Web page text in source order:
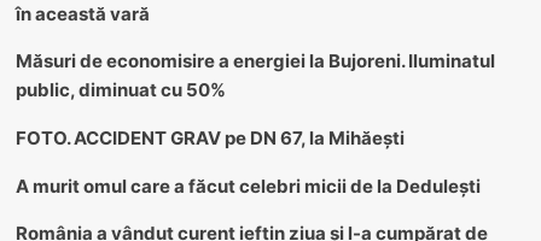
în această vară
Măsuri de economisire a energiei la Bujoreni. Iluminatul
public, diminuat cu 50%
FOTO. ACCIDENT GRAV pe DN 67, la Mihăești
A murit omul care a făcut celebri micii de la Dedulești
România a vândut curent ieftin ziua și l-a cumpărat de